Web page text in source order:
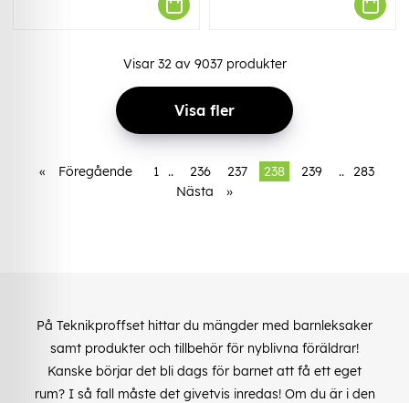
Visar 32av 9037produkter
Visa fler
« Föregående 1 .. 236 237 238 239 .. 283
Nästa
»
På Teknikproffset hittar du mängder med barnleksaker
samt produkter och tillbehör för nyblivna föräldrar!
Kanske börjar det bli dags för barnet att få ett eget
rum? I så fall måste det givetvis inredas! Om du är i den